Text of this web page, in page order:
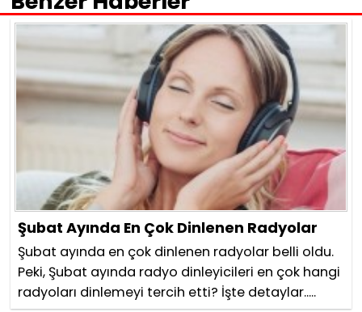
Şubat Ayında En Çok Dinlenen Radyolar
Şubat ayında en çok dinlenen radyolar belli oldu.
Peki, Şubat ayında radyo dinleyicileri en çok hangi
radyoları dinlemeyi tercih etti? İşte detaylar.....